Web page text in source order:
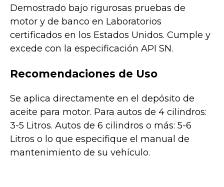
Demostrado bajo rigurosas pruebas de
motor y de banco en Laboratorios
certificados en los Estados Unidos. Cumple y
excede con la especificación API SN.
Recomendaciones de Uso
Se aplica directamente en el depósito de
aceite para motor. Para autos de 4 cilindros:
3-5 Litros. Autos de 6 cilindros o más: 5-6
Litros o lo que especifique el manual de
mantenimiento de su vehículo.